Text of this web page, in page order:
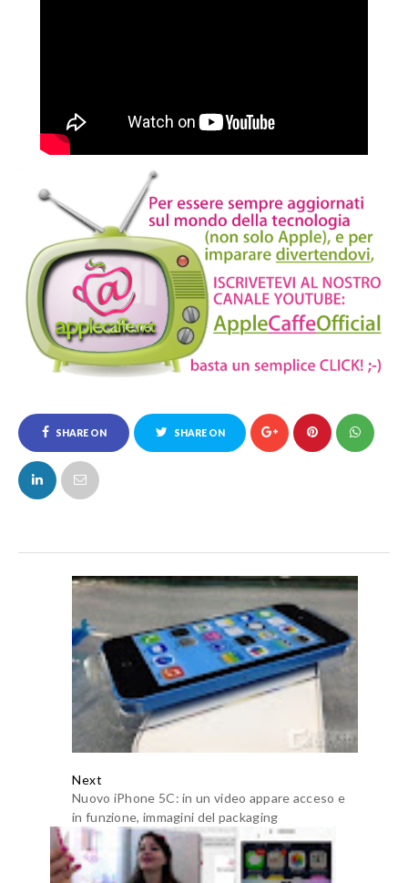
SHARE ON
FACEBOOK
SHARE ON
Next
Nuovo iPhone 5C: in un video appare acceso e
in funzione, immagini del packaging